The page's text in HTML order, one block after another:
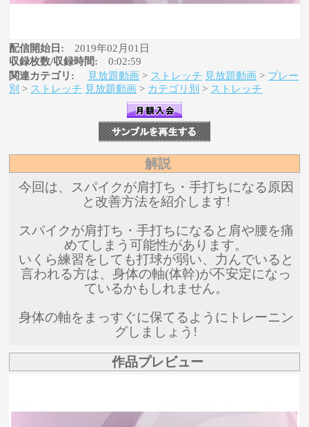
配信開始日: 2019年02月01日
収録枚数/収録時間: 0:02:59
関連カテゴリ:
見放題動画 > ストレッチ 見放題動画 > プレー
別 > ストレッチ 見放題動画 > カテゴリ別 > ストレッチ
解説
今回は、スパイクが肩打ち・手打ちになる原因
と改善方法を紹介します!
スパイクが肩打ち・手打ちになると肩や腰を痛
めてしまう可能性があります。
いくら練習をしても打球が弱い、力んでいると
言われる方は、身体の軸(体幹)が不安定になっ
ているかもしれません。
身体の軸をまっすぐに保てるようにトレーニン
グしましょう!
作品プレビュー